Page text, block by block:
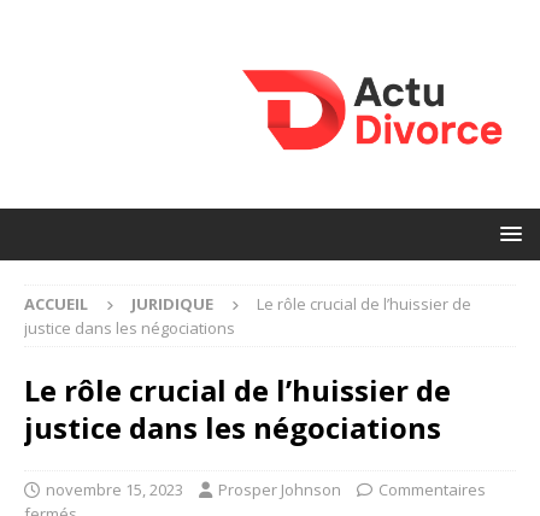
ACCUEIL JURIDIQUE
Le rôle crucial de l’huissier de
justice dans les négociations
Le rôle crucial de l’huissier de
justice dans les négociations
novembre 15, 2023 Prosper Johnson
Commentaires